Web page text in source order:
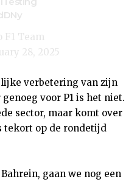
F1 Team
28, 2025
verbetering van zijn
voor P1 is het niet.
sector, maar komt over
tekort op de rondetijd
gaan we nog een